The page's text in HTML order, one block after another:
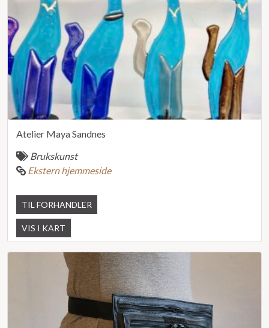
Atelier Maya Sandnes
Brukskunst
Ekstern hjemmeside
TIL FORHANDLER
VIS I KART